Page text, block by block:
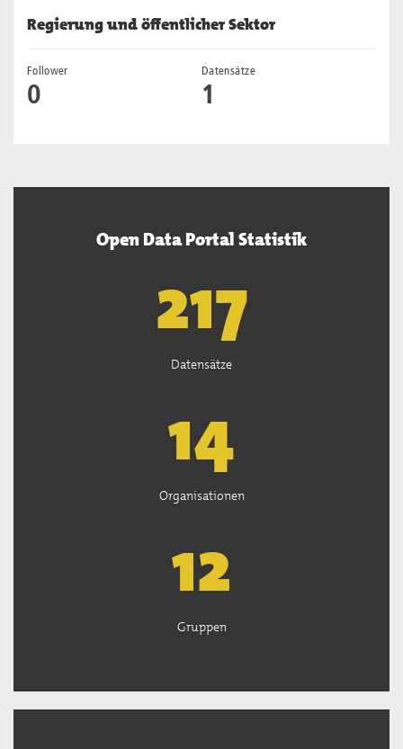
Regierung und öffentlicher Sektor
Follower
0
Datensätze
1
Open Data Portal Statistik
219
Datensätze
14
Organisationen
13
Gruppen